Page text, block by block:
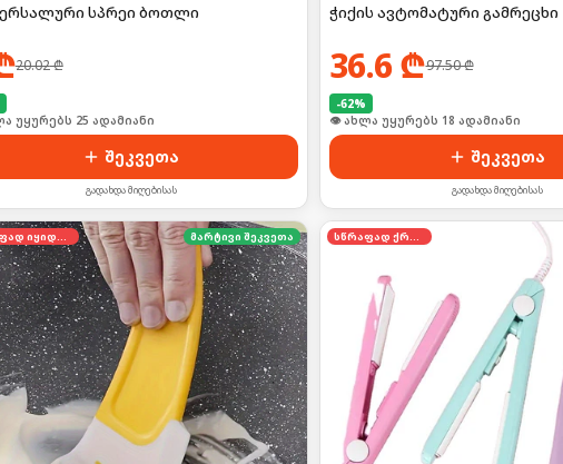
სპრეი ბოთლი
20.02₾
24სთ-ში იყიდა 39-მა
შეკვეთა
გადახდა მიღებისას
ჭიქის ავტომატური გამრეცხი
36.6₾97.50₾
-62%
🛒 ბოლო 24სთ-ში იყიდა 28-მა
შეკვეთა
გადახდა მიღებისას
სწრაფად იყიდება მარტივი შეკვეთა სწრაფად ქრება